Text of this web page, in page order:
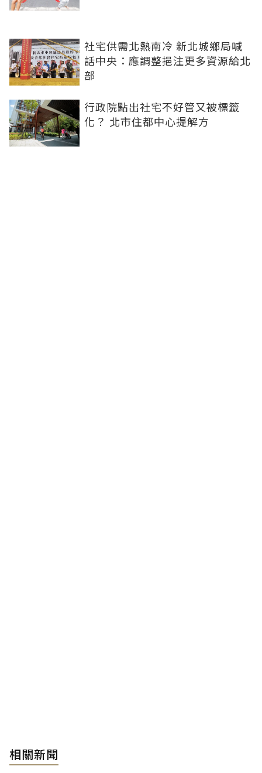
社宅供需北熱南冷 新北城鄉局喊
話中央：應調整挹注更多資源給北
部
行政院點出社宅不好管又被標籤
化？ 北市住都中心提解方
相關新聞